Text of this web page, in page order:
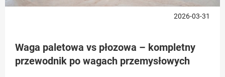
2026-03-31
Waga paletowa vs płozowa – kompletny
przewodnik po wagach przemysłowych